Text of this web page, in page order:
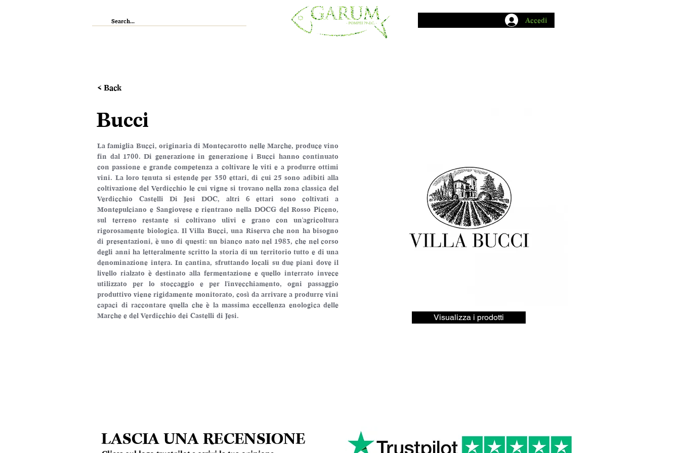
Accedi
< Back
Bucci
La famiglia Bucci, originaria di Montecarotto nelle Marche, produce vino
fin dal 1700. Di generazione in generazione i Bucci hanno continuato
con passione e grande competenza a coltivare le viti e a produrre ottimi
vini. La loro tenuta si estende per 350 ettari, di cui 25 sono adibiti alla
coltivazione del Verdicchio le cui vigne si trovano nella zona classica del
Verdicchio Castelli Di Jesi DOC, altri 6 ettari sono coltivati a
Montepulciano e Sangiovese e rientrano nella DOCG del Rosso Piceno,
sul terreno restante si coltivano ulivi e grano con un'agricoltura
rigorosamente biologica. Il Villa Bucci, una Riserva che non ha bisogno
di presentazioni, è uno di questi: un bianco nato nel 1983, che nel corso
degli anni ha letteralmente scritto la storia di un territorio tutto e di una
denominazione intera. In cantina, sfruttando locali su due piani dove il
livello rialzato è destinato alla fermentazione e quello interrato invece
utilizzato per lo stoccaggio e per l'invecchiamento, ogni passaggio
produttivo viene rigidamente monitorato, così da arrivare a produrre vini
capaci di raccontare quella che è la massima eccellenza enologica delle
Marche e del Verdicchio dei Castelli di Jesi.
Visualizza i prodotti
LASCIA UNA RECENSIONE